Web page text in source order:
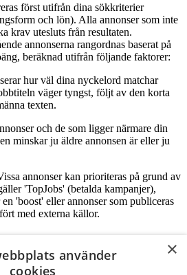
först utifrån dina sökkriterier
och lön). Alla annonser som inte
krav utesluts från resultaten.
annonserna rangordnas baserat på
beräknad utifrån följande faktorer:
hur väl dina nyckelord matchar
väger tyngst, följt av den korta
texten.
och de som ligger närmare din
minskar ju äldre annonsen är eller ju
annonser kan prioriteras på grund av
'TopJobs' (betalda kampanjer),
'boost' eller annonser som publiceras
med externa källor.
×
använder
cookies